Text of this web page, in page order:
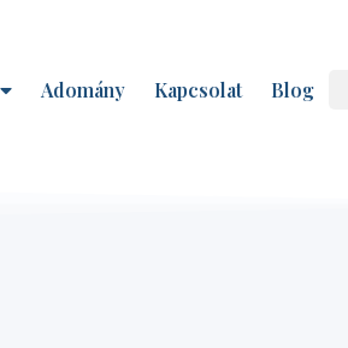
Adomány Kapcsolat Blog